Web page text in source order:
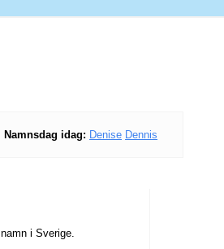
Namnsdag idag: Denise Dennis
namn i Sverige.